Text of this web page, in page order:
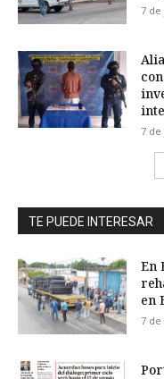
7 de
7 de
TE PUEDE INTERESAR
En
en
7 de